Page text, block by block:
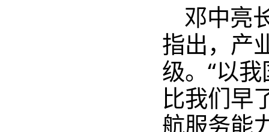
邓中亮
指出，产
级。“以
比我们早
航服务能